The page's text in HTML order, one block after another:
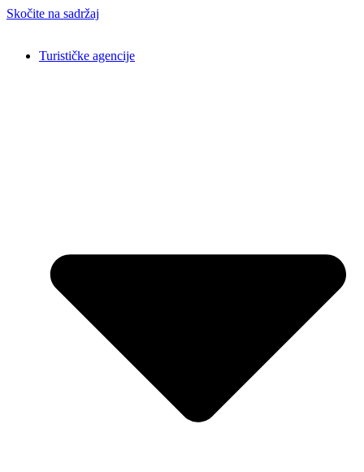
Skočite na sadržaj
Turističke agencije